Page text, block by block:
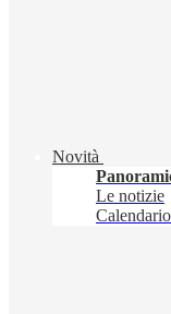
Novità
Le notizie